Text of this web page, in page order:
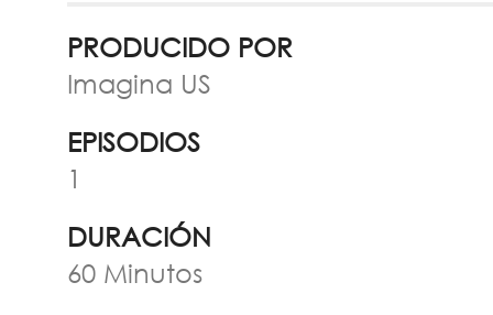
PRODUCIDO POR
Imagina US
EPISODIOS
1
DURACIÓN
60 Minutos